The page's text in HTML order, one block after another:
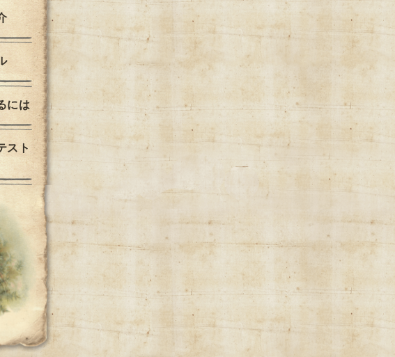
には
スト